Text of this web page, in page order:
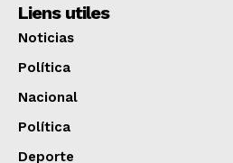
Liens utiles
Noticias
Política
Nacional
Política
Deporte